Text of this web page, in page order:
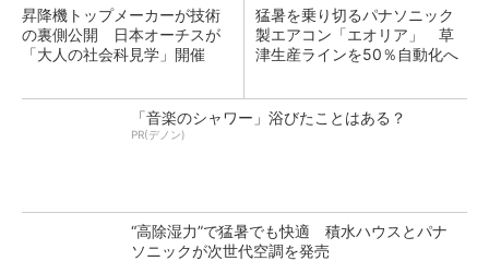
昇降機トップメーカーが技術
の裏側公開 日本オーチスが
「大人の社会科見学」開催
猛暑を乗り切るパナソニック
製エアコン「エオリア」 草
津生産ラインを50％自動化へ
「音楽のシャワー」浴びたことはある？
PR(デノン)
“高除湿力”で猛暑でも快適 積水ハウスとパナ
ソニックが次世代空調を発売